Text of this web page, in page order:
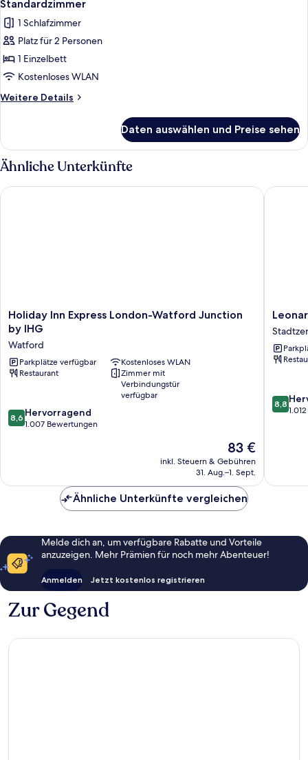
Fotos
für
Standardzimmer
anzeigen
Standardzimmer
1 Schlafzimmer
Platz für 2 Personen
1 Einzelbett
Kostenloses WLAN
Weitere Details
Weitere
Daten auswählen und Preise sehen
Ähnliche Unterkünfte
Holiday
Inn
Express
London-
Watford
Junction
Watford
Holiday Inn Express London-Watford Junction
by IHG
Watford
Parkplätze verfügbar
Kostenloses WLAN
Restaurant
Zimmer mit
Verbindungstür
verfügbar
8.6
von
8,6 Hervorragend
1.007 Bewertungen
Der
Preis
beträgt
83 €
inkl. Steuern & Gebühren
31. Aug.–1. Sept.
Holiday Inn Express London-Watford Junction by IHG
Hotel
London
Watford
8.8
von
8,8
Ähnliche Unterkünfte vergleichen
Melde dich an, um verfügbare Rabatte und Vorteile
anzuzeigen. Mehr Prämien für noch mehr Abenteuer!
Anmelden Jetzt kostenlos registrieren
Zur Gegend